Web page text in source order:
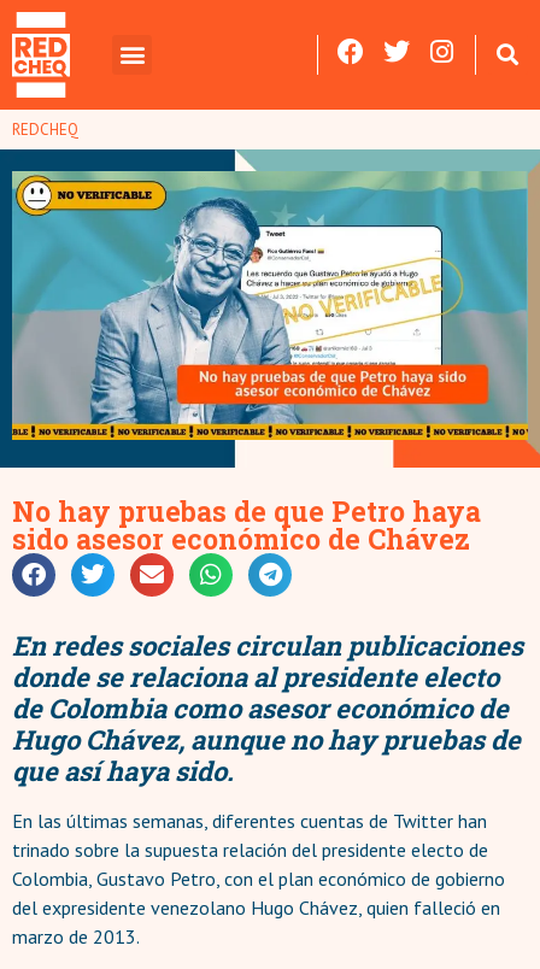
REDCHEQ
No hay pruebas de que Petro haya
sido asesor económico de Chávez
En redes sociales circulan publicaciones
donde se relaciona al presidente electo
de Colombia como asesor económico de
Hugo Chávez, aunque no hay pruebas de
que así haya sido.
En las últimas semanas, diferentes cuentas de Twitter han
trinado sobre la supuesta relación del presidente electo de
Colombia, Gustavo Petro, con el plan económico de gobierno
del expresidente venezolano Hugo Chávez, quien falleció en
marzo de 2013.